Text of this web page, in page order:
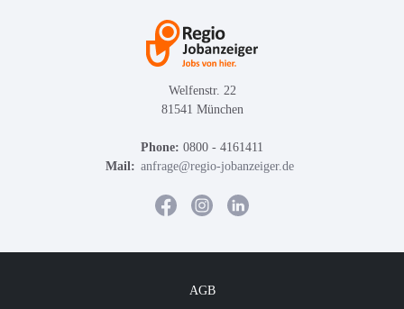
Welfenstr. 22
81541 München
Phone: 0800 - 4161411
Mail: anfrage@regio-jobanzeiger.de
AGB